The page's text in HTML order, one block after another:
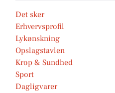
Det sker
Erhvervsprofil
Lykønskning
Opslagstavlen
Krop & Sundhed
Sport
Dagligvarer